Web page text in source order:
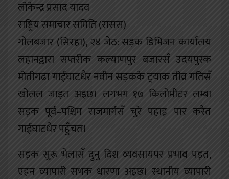
अन्यलोकेन्द्र प्रसाद यादव
राष्ट्रिय समाचार समिति (रासस)
गोलबजार (सिरहा), २४ जेठ: सड़क डिभिजन कार्यालय
लहानद्वारा सप्तरीक कल्याणपुर बजारसँ उदयपुरक
मोतीगढा गाईघाटधैर नवीन सड़कके ट्रयाक तीव्र गतिसँ
खोलल जाइत अइछ। लगभग १७ किलोमीटर लम्बा
सड़क पूर्व–पश्चिम राजमार्गसँ चुरे पहाड़़ पार करैत
गाईघाटधैर पहुँचत।
सड़क सुरू भेलासँ दुनु दिश व्यवसायपर प्रभाव पड़त,
एहन व्यापारी सभक धारणा अइछ। स्थानीय व्यापारी